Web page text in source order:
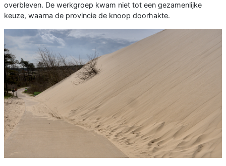
overbleven. De werkgroep kwam niet tot een gezamenlijke
keuze, waarna de provincie de knoop doorhakte.